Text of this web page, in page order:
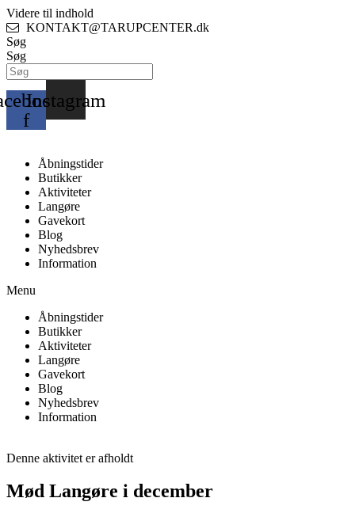
Videre til indhold
KONTAKT@TARUPCENTER.dk
Søg
Søg
f
Instagram
Åbningstider
Butikker
Aktiviteter
Langøre
Gavekort
Blog
Nyhedsbrev
Information
Menu
Åbningstider
Butikker
Aktiviteter
Langøre
Gavekort
Blog
Nyhedsbrev
Information
Denne aktivitet er afholdt
Mød Langøre i december